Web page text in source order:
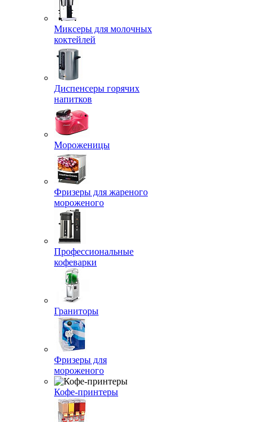
Миксеры для молочных
коктейлей
Диспенсеры горячих
напитков
Мороженицы
Фризеры для жареного
мороженого
Профессиональные
кофеварки
Граниторы
Фризеры для
мороженого
Кофе-принтеры